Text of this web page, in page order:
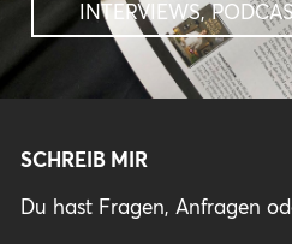
INTERVIEWS,
SCHREIB MIR
Du hast Fragen, Anfragen